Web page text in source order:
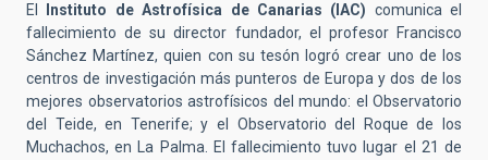
El Instituto de Astrofísica de Canarias (IAC) comunica el
fallecimiento de su director fundador, el profesor Francisco
Sánchez Martínez, quien con su tesón logró crear uno de los
centros de investigación más punteros de Europa y dos de los
mejores observatorios astrofísicos del mundo: el Observatorio
del Teide, en Tenerife; y el Observatorio del Roque de los
Muchachos, en La Palma. El fallecimiento tuvo lugar el 21 de